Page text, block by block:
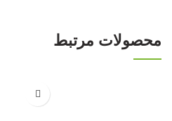
محصولات مرتبط